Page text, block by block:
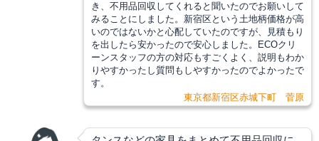
き、不用品回収してくれると聞いたのでお願いして
みることにしました。新宿区という土地柄価格が高
いのではないかと心配していたのですが、見積もり
を出したら安かったので安心しました。ECOクリ
ーンスタッフの方の対応もすごくよく、説明もわか
りやすかったし質問もしやすかったのでよかったで
す。
東京都新宿区赤城下町 菅原